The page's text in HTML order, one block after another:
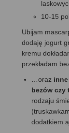
10-15
Ubijam
dodaję jogurt
kremu
przekładam
…oraz
bezów czy
rodzaju
dodatkiem